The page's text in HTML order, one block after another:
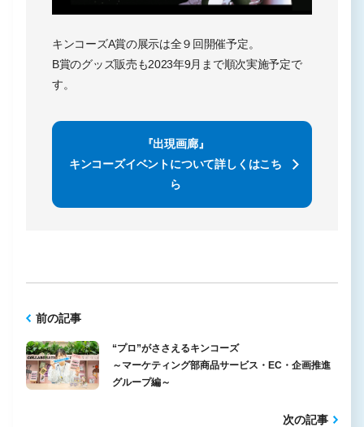
キンコーズA賞の展示は全９回開催予定。
B賞のグッズ販売も2023年9月まで順次実施予定で
す。
『出現画廊』
キンコーズイベントについて詳しくはこち
ら
前の記事
“プロ”がささえるキンコーズ
～マーケティング部商品サービス・EC・企画推進
グループ編～
次の記事